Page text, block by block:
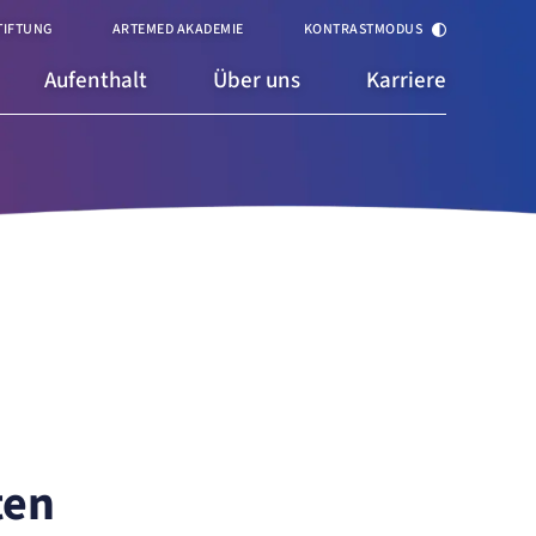
Aufenthalt Über uns Karriere
ARTEMED AKADEMIE KONTRASTMODUS